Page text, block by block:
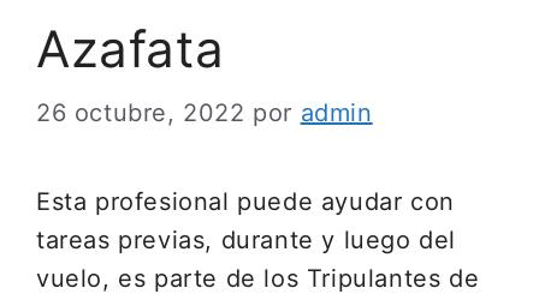
Azafata
26 octubre, 2022 por admin
Esta profesional puede ayudar con
tareas previas, durante y luego del
vuelo, es parte de los Tripulantes de